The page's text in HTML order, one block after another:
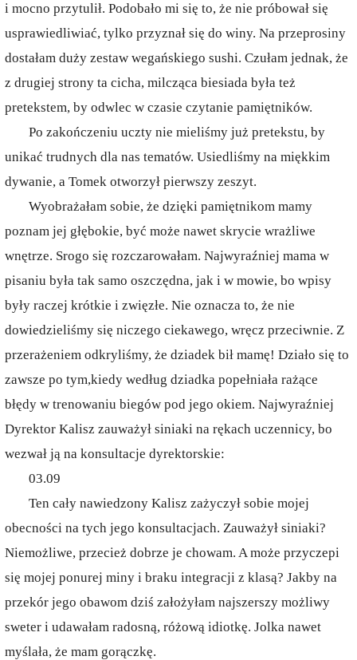
i mocno przytulił. Podobało mi się to, że nie próbował się
usprawiedliwiać, tylko przyznał się do winy. Na przeprosiny
dostałam duży zestaw wegańskiego sushi. Czułam jednak, że
z drugiej strony ta cicha, milcząca biesiada była też
pretekstem, by odwlec w czasie czytanie pamiętników.
Po zakończeniu uczty nie mieliśmy już pretekstu, by
unikać trudnych dla nas tematów. Usiedliśmy na miękkim
dywanie, a Tomek otworzył pierwszy zeszyt.
Wyobrażałam sobie, że dzięki pamiętnikom mamy
poznam jej głębokie, być może nawet skrycie wrażliwe
wnętrze. Srogo się rozczarowałam. Najwyraźniej mama w
pisaniu była tak samo oszczędna, jak i w mowie, bo wpisy
były raczej krótkie i zwięzłe. Nie oznacza to, że nie
dowiedzieliśmy się niczego ciekawego, wręcz przeciwnie. Z
przerażeniem odkryliśmy, że dziadek bił mamę! Działo się to
zawsze po tym,kiedy według dziadka popełniała rażące
błędy w trenowaniu biegów pod jego okiem. Najwyraźniej
Dyrektor Kalisz zauważył siniaki na rękach uczennicy, bo
wezwał ją na konsultacje dyrektorskie:
03.09
Ten cały nawiedzony Kalisz zażyczył sobie mojej
obecności na tych jego konsultacjach. Zauważył siniaki?
Niemożliwe, przecież dobrze je chowam. A może przyczepi
się mojej ponurej miny i braku integracji z klasą? Jakby na
przekór jego obawom dziś założyłam najszerszy możliwy
sweter i udawałam radosną, różową idiotkę. Jolka nawet
myślała, że mam gorączkę.